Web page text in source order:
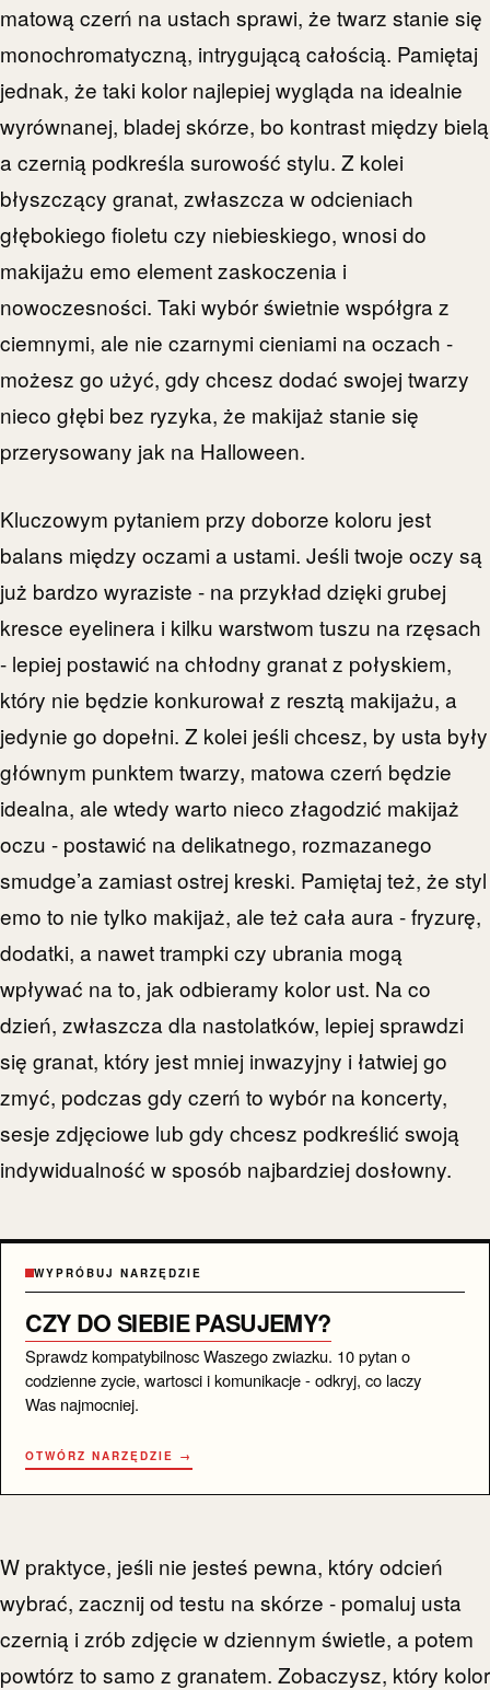
matową czerń na ustach sprawi, że twarz stanie się
monochromatyczną, intrygującą całością. Pamiętaj
jednak, że taki kolor najlepiej wygląda na idealnie
wyrównanej, bladej skórze, bo kontrast między bielą
a czernią podkreśla surowość stylu. Z kolei
błyszczący granat, zwłaszcza w odcieniach
głębokiego fioletu czy niebieskiego, wnosi do
makijażu emo element zaskoczenia i
nowoczesności. Taki wybór świetnie współgra z
ciemnymi, ale nie czarnymi cieniami na oczach -
możesz go użyć, gdy chcesz dodać swojej twarzy
nieco głębi bez ryzyka, że makijaż stanie się
przerysowany jak na Halloween.
Kluczowym pytaniem przy doborze koloru jest
balans między oczami a ustami. Jeśli twoje oczy są
już bardzo wyraziste - na przykład dzięki grubej
kresce eyelinera i kilku warstwom tuszu na rzęsach
- lepiej postawić na chłodny granat z połyskiem,
który nie będzie konkurował z resztą makijażu, a
jedynie go dopełni. Z kolei jeśli chcesz, by usta były
głównym punktem twarzy, matowa czerń będzie
idealna, ale wtedy warto nieco złagodzić makijaż
oczu - postawić na delikatnego, rozmazanego
smudge’a zamiast ostrej kreski. Pamiętaj też, że styl
emo to nie tylko makijaż, ale też cała aura - fryzurę,
dodatki, a nawet trampki czy ubrania mogą
wpływać na to, jak odbieramy kolor ust. Na co
dzień, zwłaszcza dla nastolatków, lepiej sprawdzi
się granat, który jest mniej inwazyjny i łatwiej go
zmyć, podczas gdy czerń to wybór na koncerty,
sesje zdjęciowe lub gdy chcesz podkreślić swoją
indywidualność w sposób najbardziej dosłowny.
WYPRÓBUJ NARZĘDZIE
CZY DO SIEBIE PASUJEMY?
Sprawdz kompatybilnosc Waszego zwiazku. 10 pytan o
codzienne zycie, wartosci i komunikacje - odkryj, co laczy
Was najmocniej.
OTWÓRZ NARZĘDZIE →
W praktyce, jeśli nie jesteś pewna, który odcień
wybrać, zacznij od testu na skórze - pomaluj usta
czernią i zrób zdjęcie w dziennym świetle, a potem
powtórz to samo z granatem. Zobaczysz, który kolor